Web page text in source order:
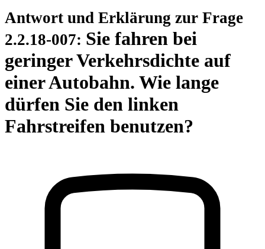
Antwort und Erklärung zur Frage
2.2.18-007: Sie fahren bei
geringer Verkehrsdichte auf
einer Autobahn. Wie lange
dürfen Sie den linken
Fahrstreifen benutzen?